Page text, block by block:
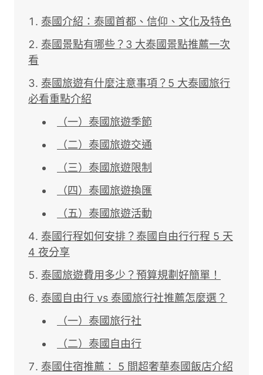
泰國介紹：泰國首都、信仰、文化及特色
泰國景點有哪些？3 大泰國景點推薦一次
看
泰國旅遊有什麼注意事項？5 大泰國旅行
必看重點介紹
（一）泰國旅遊季節
（二）泰國旅遊交通
（三）泰國旅遊限制
（四）泰國旅遊換匯
（五）泰國旅遊活動
泰國行程如何安排？泰國自由行行程 5 天
4 夜分享
泰國旅遊費用多少？預算規劃好簡單！
泰國自由行 vs 泰國旅行社推薦怎麼選？
（一）泰國旅行社
（二）泰國自由行
泰國住宿推薦： 5 間超奢華泰國飯店介紹